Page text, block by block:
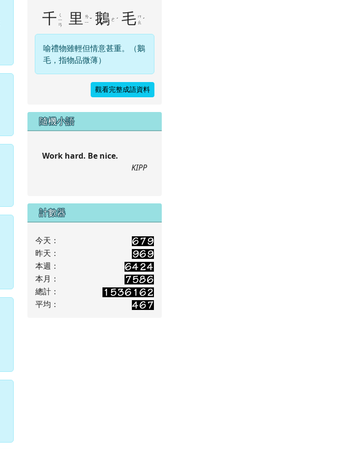
千 ㄑ
ㄧ
ㄢ
里
ㄌ
ㄧˇ 鵝 ㄜ ˊ 毛 ㄇ
ㄠ ˊ
喻禮物雖輕但情意甚重。（鵝
毛，指物品微薄）
觀看完整成語資料
隨機小語
Work hard. Be nice.
KIPP
計數器
今天：
昨天：
本週：
本月：
總計：
平均：